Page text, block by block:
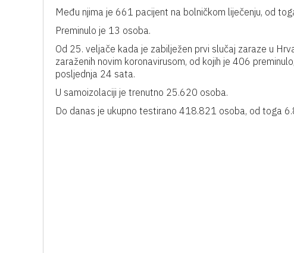
Među njima je 661 pacijent na bolničkom liječenju, od
Preminulo je 13 osoba.
Od 25. veljače kada je zabilježen prvi slučaj zaraze u
zaraženih novim koronavirusom, od kojih je 406
posljednja 24 sata.
U samoizolaciji je trenutno 25.620 osoba.
Do danas je ukupno testirano 418.821 osoba, od toga